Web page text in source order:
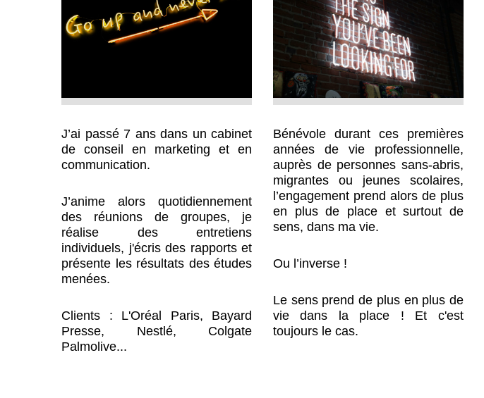
J’ai passé 7 ans dans un cabinet
deconseil en marketing et en
communication.
J’animealors quotidiennement
des réunions de groupes, je
réalise desentretiens
individuels, j'écris des rapportset
présente les résultats des études
menées.
Clients : L'Oréal Paris, Bayard
Presse, Nestlé, Colgate
Palmolive...
Bénévoledurant ces premières
années de vie professionnelle,
auprès de personnes sans-abris,
migrantes ou jeunes scolaires,
l’engagement prend alors de plus
en plus de place et surtout de
sens, dans ma vie.
Ou l’inverse !
Le sens prend de plus en plus de
vie dans la place ! Et c'est
toujours le cas.